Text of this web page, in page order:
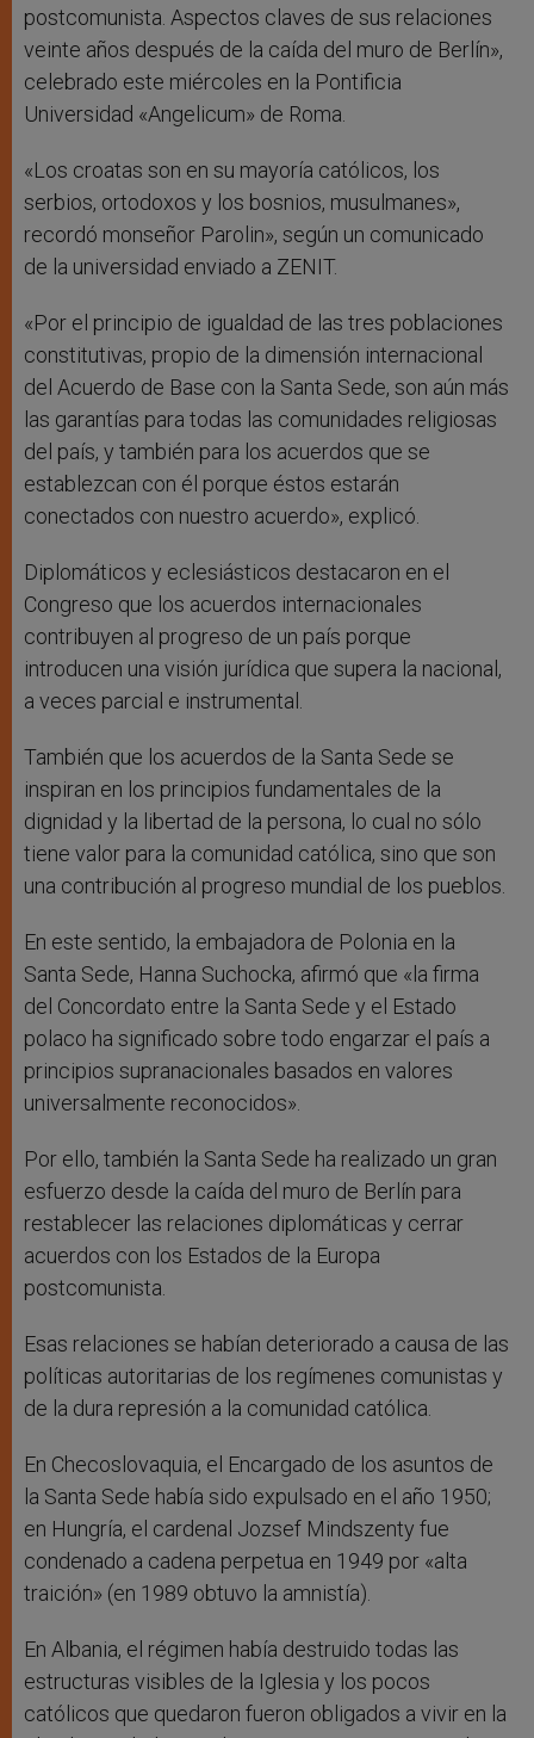
postcomunista. Aspectos claves de sus relaciones
veinte años después de la caída del muro de Berlín»,
celebrado este miércoles en la Pontificia
Universidad «Angelicum» de Roma.
«Los croatas son en su mayoría católicos, los
serbios, ortodoxos y los bosnios, musulmanes»,
recordó monseñor Parolin», según un comunicado
de la universidad enviado a ZENIT.
«Por el principio de igualdad de las tres poblaciones
constitutivas, propio de la dimensión internacional
del Acuerdo de Base con la Santa Sede, son aún más
las garantías para todas las comunidades religiosas
del país, y también para los acuerdos que se
establezcan con él porque éstos estarán
conectados con nuestro acuerdo», explicó.
Diplomáticos y eclesiásticos destacaron en el
Congreso que los acuerdos internacionales
contribuyen al progreso de un país porque
introducen una visión jurídica que supera la nacional,
a veces parcial e instrumental.
También que los acuerdos de la Santa Sede se
inspiran en los principios fundamentales de la
dignidad y la libertad de la persona, lo cual no sólo
tiene valor para la comunidad católica, sino que son
una contribución al progreso mundial de los pueblos.
En este sentido, la embajadora de Polonia en la
Santa Sede, Hanna Suchocka, afirmó que «la firma
del Concordato entre la Santa Sede y el Estado
polaco ha significado sobre todo engarzar el país a
principios supranacionales basados en valores
universalmente reconocidos».
Por ello, también la Santa Sede ha realizado un gran
esfuerzo desde la caída del muro de Berlín para
restablecer las relaciones diplomáticas y cerrar
acuerdos con los Estados de la Europa
postcomunista.
Esas relaciones se habían deteriorado a causa de las
políticas autoritarias de los regímenes comunistas y
de la dura represión a la comunidad católica.
En Checoslovaquia, el Encargado de los asuntos de
la Santa Sede había sido expulsado en el año 1950;
en Hungría, el cardenal Jozsef Mindszenty fue
condenado a cadena perpetua en 1949 por «alta
traición» (en 1989 obtuvo la amnistía).
En Albania, el régimen había destruido todas las
estructuras visibles de la Iglesia y los pocos
católicos que quedaron fueron obligados a vivir en la